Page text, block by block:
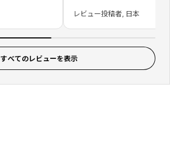
レビュー投稿者, 日本
すべてのレビューを表示